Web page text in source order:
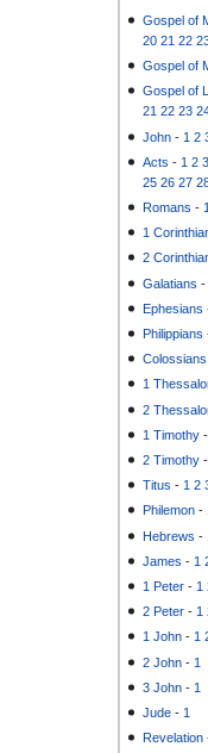
Gospel of
20 21 22
Gospel of
Gospel of
21 22 23
John - 1 2
Acts - 1 2
25 26 27
Romans -
1
2
Galatians
Ephesians
Philippians
Colossians
1
2
1 Timothy
2 Timothy
Titus - 1 2
Philemon -
Hebrews -
James - 1
1 Peter - 1
2 Peter - 1
1 John -1
2 John - 1
3 John - 1
Jude - 1
Revelation